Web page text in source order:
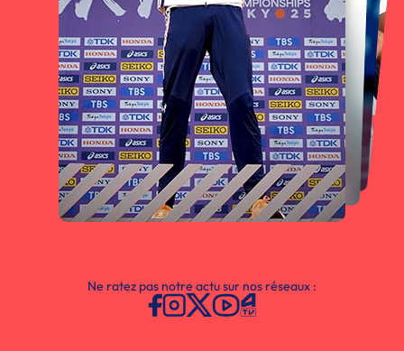
Ne ratez pas notre actu sur nos réseaux :